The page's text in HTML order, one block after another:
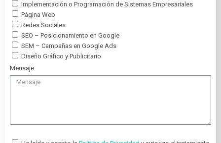
Implementación o Programación de Sistemas Empresariales
Página Web
Redes Sociales
SEO – Posicionamiento en Google
SEM – Campañas en Google Ads
Diseño Gráfico y Publicitario
Mensaje